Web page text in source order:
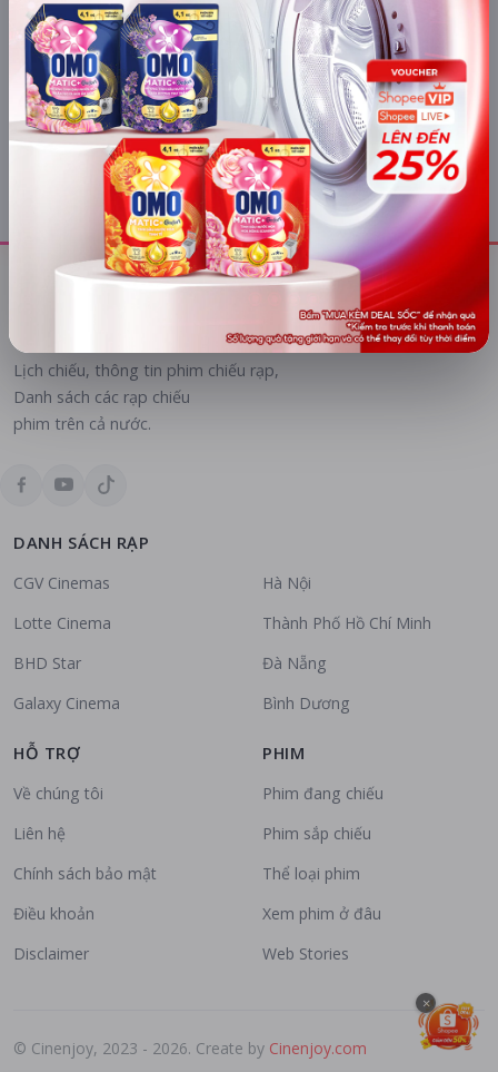
HỆ THỐNG RẠP
Tất cả hệ thống
Lịch chiếu các chuỗi rạp tại Tiền Giang:
CGV Cinemas
Lịch chiếu, thông tin phim chiếu rạp,
Danh sách các rạp chiếu
phim trên cả nước.
DANH SÁCH RẠP
CGV Cinemas
Lotte Cinema
BHD Star
Galaxy Cinema
Hà Nội
Thành Phố Hồ Chí Minh
Đà Nẵng
Bình Dương
HỖ TRỢ
Về chúng tôi
Liên hệ
Chính sách bảo mật
Điều khoản
Disclaimer
PHIM
Phim đang chiếu
Phim sắp chiếu
Thể loại phim
Xem phim ở đâu
Web Stories
© Cinenjoy, 2023 - 2026. Create by Cinenjoy.com
×